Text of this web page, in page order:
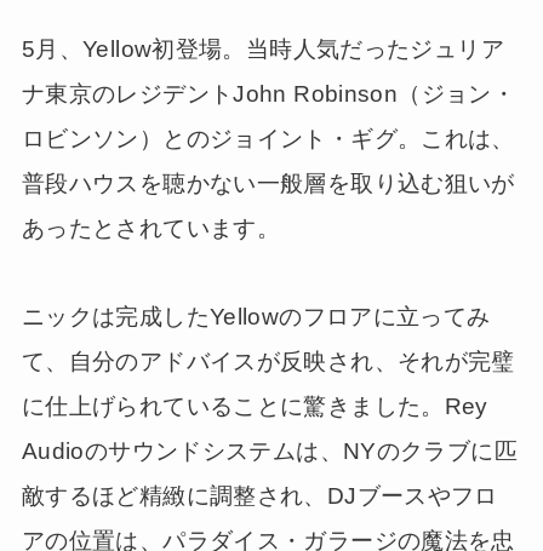
5月、Yellow初登場。当時人気だったジュリア
ナ東京のレジデントJohn Robinson（ジョン・
ロビンソン）とのジョイント・ギグ。これは、
普段ハウスを聴かない一般層を取り込む狙いが
あったとされています。
ニックは完成したYellowのフロアに立ってみ
て、自分のアドバイスが反映され、それが完璧
に仕上げられていることに驚きました。Rey
Audioのサウンドシステムは、NYのクラブに匹
敵するほど精緻に調整され、DJブースやフロ
アの位置は、パラダイス・ガラージの魔法を忠